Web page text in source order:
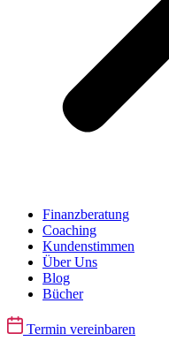
Finanzberatung
Coaching
Kundenstimmen
Über Uns
Blog
Bücher
Termin vereinbaren